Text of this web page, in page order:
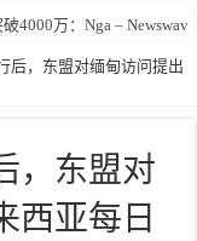
4000万：Nga – Newswav
后，东盟对缅甸访问提出
，东盟对
西亚每日